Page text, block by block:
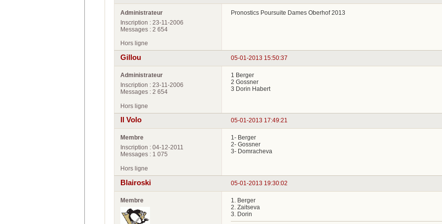
Administrateur
Inscription : 23-11-2006
Messages : 2 654
Pronostics Poursuite Dames Oberhof 2013
Hors ligne
05-01-2013 15:50:37
Gillou
Administrateur
Inscription : 23-11-2006
Messages : 2 654
1 Berger
2 Gossner
3 Dorin Habert
Hors ligne
05-01-2013 17:49:21
Il Volo
Membre
Inscription : 04-12-2011
Messages : 1 075
1- Berger
2- Gossner
3- Domracheva
Hors ligne
05-01-2013 19:30:02
Blairoski
Membre
1. Berger
2. Zaitseva
3. Dorin